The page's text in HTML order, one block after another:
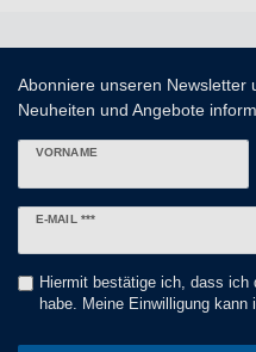
Abonniere unseren Newsletter
Neuheiten und Angebote
VORNAME
E-MAIL ***
Newsletter
Hiermit bestätige ich, dass ich
habe. Meine Einwilligung kann